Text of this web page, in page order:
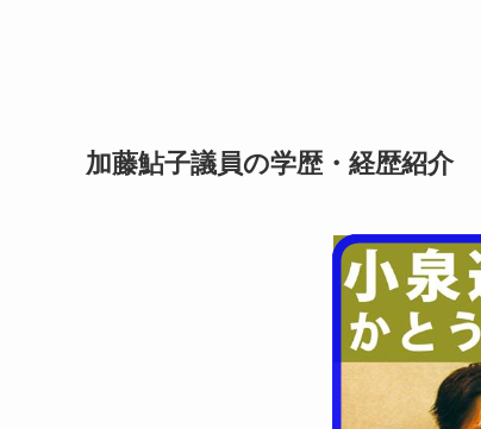
加藤鮎子議員の学歴・経歴紹介